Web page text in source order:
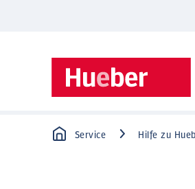
Service Hilfe zu